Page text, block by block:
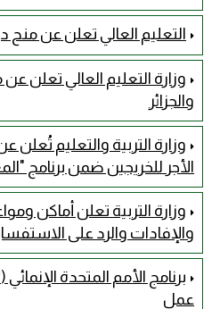
التعليم العالي تعلن عن
وزارة التعليم العالي تعلن
والجزائر
وزارة التربية والتعليم
الأجر للخريجين ضمن برنامج
وزارة التربية تعلن أماكن
والإفادات والرد على
عمل